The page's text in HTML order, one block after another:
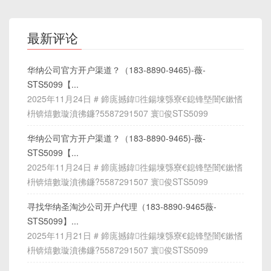
最新评论
华纳公司官方开户渠道？（183-8890-9465)-薇-
STS5099【...
2025年11月24日 # 鍗庣撼鍏徃鍚堜綔寮€鎴锋墍闇€鏉愭
枡锛熺數璇濆彿鐮?5587291507 寰俊STS5099
华纳公司官方开户渠道？（183-8890-9465)-薇-
STS5099【...
2025年11月24日 # 鍗庣撼鍏徃鍚堜綔寮€鎴锋墍闇€鏉愭
枡锛熺數璇濆彿鐮?5587291507 寰俊STS5099
寻找华纳圣淘沙公司开户代理（183-8890-9465薇-
STS5099】...
2025年11月21日 # 鍗庣撼鍏徃鍚堜綔寮€鎴锋墍闇€鏉愭
枡锛熺數璇濆彿鐮?5587291507 寰俊STS5099